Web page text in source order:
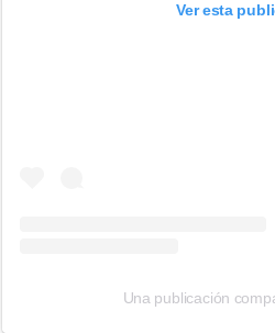
Ver esta
Una publicación